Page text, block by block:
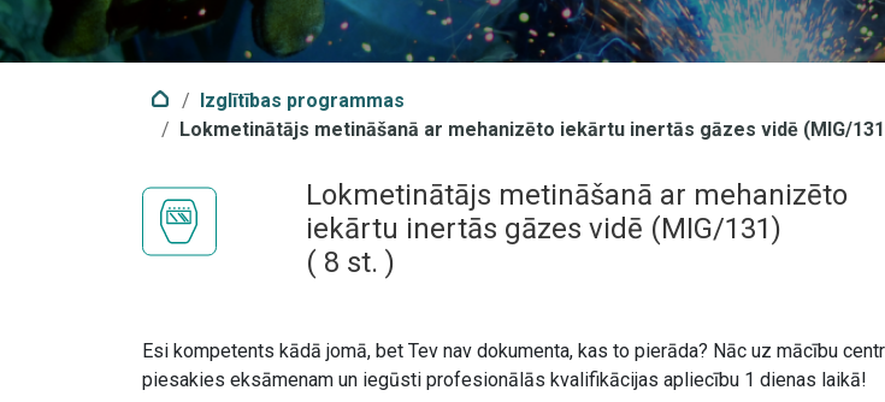
Izglītības programmas
Lokmetinātājs metināšanā ar mehanizēto iekārtu inertās gāzes vidē (MIG/
Lokmetinātājs metināšanā ar mehanizēto
iekārtu inertās gāzes vidē (MIG/131)
( 8 st. )
Esi kompetents kādā jomā, bet Tev nav dokumenta, kas to pierāda? Nāc uz mācību
piesakies eksāmenam un iegūsti profesionālās kvalifikācijas apliecību 1 dienas laikā!